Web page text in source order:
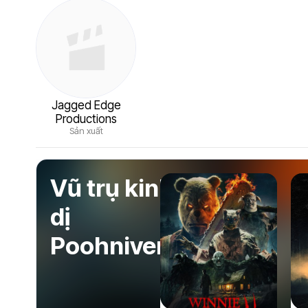
Jagged Edge
Productions
Sản xuất
Vũ trụ kinh
dị
Poohniverse